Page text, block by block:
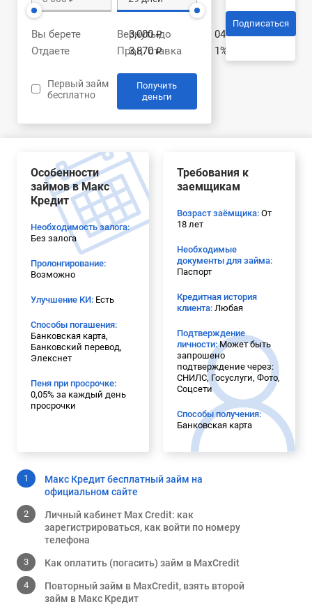
Вы берете
3,000 ₽
Отдаете
3,870 ₽
Вернуть до
04.09.2026
Проц. ставка
1% в день
Первый займ
бесплатно
Получить
деньги
Подписаться
Особенности
займов в Макс
Кредит
Необходимость залога:
Без залога
Пролонгирование:
Возможно
Улучшение КИ: Есть
Способы погашения:
Банковская карта,
Банковский перевод,
Элекснет
Пеня при просрочке:
0,05% за каждый день
просрочки
Требования к
заемщикам
Возраст заёмщика: От
18 лет
Необходимые
документы для займа:
Паспорт
Кредитная история
клиента: Любая
Подтверждение
личности:Может быть
запрошено
подтверждение через:
СНИЛС, Госуслуги, Фото,
Соцсети
Способы получения:
Банковская карта
Макс Кредит бесплатный займ на
официальном сайте
Личный кабинет Max Credit: как
зарегистрироваться, как войти по номеру
телефона
Как оплатить (погасить) займ в MaxCredit
Повторный займ в MaxCredit, взять второй
займ в Макс Кредит